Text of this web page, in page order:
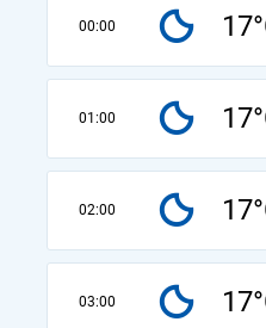
00:00
01:00
02:00
03:00